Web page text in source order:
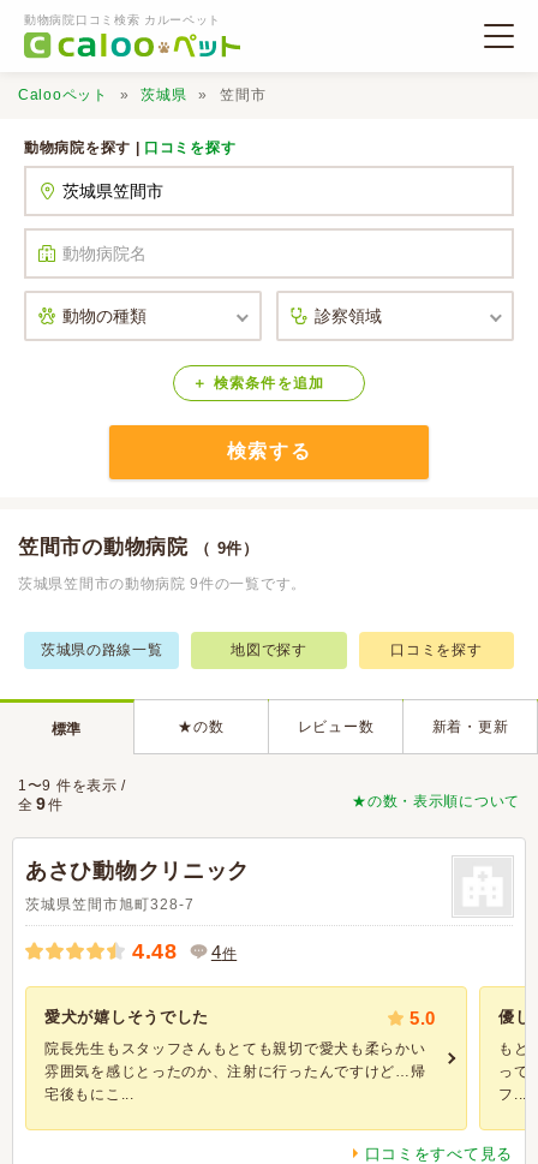
動物病院口コミ検索 カルーペット
口コミ検索
Calooペットとは？
Calooペット 茨城県 笠間市
動物病院を探す | 口コミを探す
検索条件 を追加
検索する
笠間市の動物病院 （ 9件）
茨城県笠間市の動物病院 9件の一覧です。
茨城県の路線一覧 地図で探す 口コミを探す
標準 ★の数 レビュー数 新着・更新
★の数・表示順について
1〜9 件を表示 /
全 9件
あさひ動物クリニック
茨城県笠間市旭町328-7
4.48 4件
愛犬が嬉しそうでした 5.0
院長先生もスタッフさんもとても親切で愛犬も柔らかい
雰囲気を感じとったのか、注射に行ったんですけど…帰
宅後もにこ...
優し
もと
って
フ...
口コミをすべて見る